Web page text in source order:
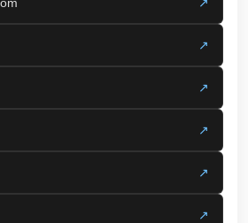
↗
↗
↗
↗
↗